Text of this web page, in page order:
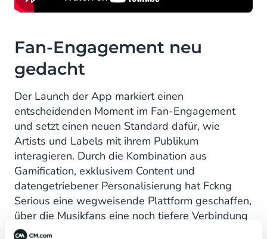
Fan-Engagement neu
gedacht
Der Launch der App markiert einen
entscheidenden Moment im Fan-Engagement
und setzt einen neuen Standard dafür, wie
Artists und Labels mit ihrem Publikum
interagieren. Durch die Kombination aus
Gamification, exklusivem Content und
datengetriebener Personalisierung hat Fckng
Serious eine wegweisende Plattform geschaffen,
über die Musikfans eine noch tiefere Verbindung
zu ihren Lieblings-Artists aufbauen können.